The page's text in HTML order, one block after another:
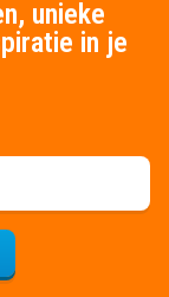
unieke
in je